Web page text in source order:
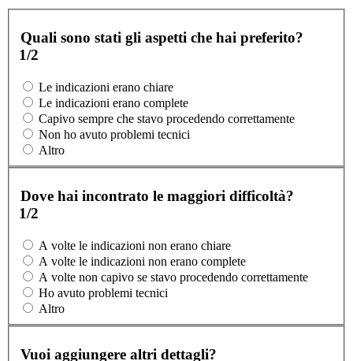
Quali sono stati gli aspetti che hai preferito?
1/2
Le indicazioni erano chiare
Le indicazioni erano complete
Capivo sempre che stavo procedendo correttamente
Non ho avuto problemi tecnici
Altro
Dove hai incontrato le maggiori difficoltà?
1/2
A volte le indicazioni non erano chiare
A volte le indicazioni non erano complete
A volte non capivo se stavo procedendo correttamente
Ho avuto problemi tecnici
Altro
Vuoi aggiungere altri dettagli?